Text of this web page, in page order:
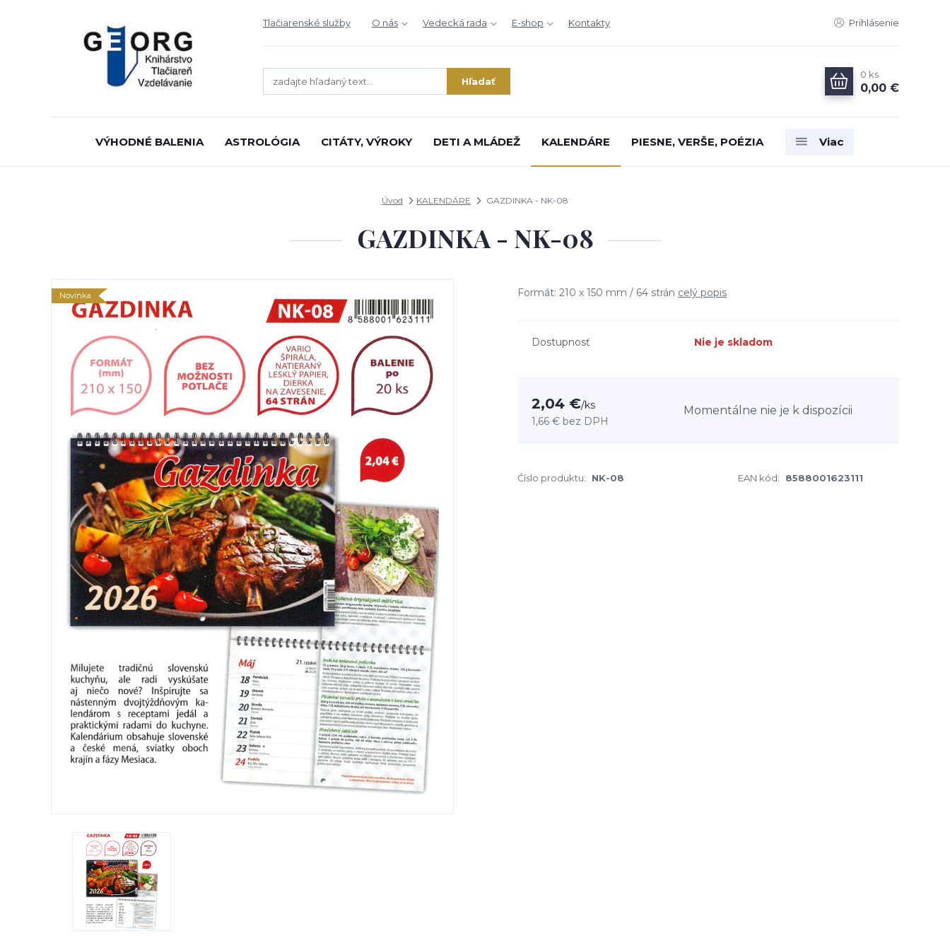
Tlačiarenské služby O nás Vedecká rada E-shop Kontakty Prihlásenie
Hľadať
0 ks
0,00 €
VÝHODNÉ BALENIA ASTROLÓGIA CITÁTY, VÝROKY DETI A MLÁDEŽ KALENDÁRE PIESNE, VERŠE, POÉZIA Viac
Úvod KALENDÁRE GAZDINKA - NK-08
GAZDINKA - NK-08
Novinka Formát: 210 x 150 mm / 64 strán celý popis
Dostupnosť Nie je skladom
2,04 €/ks
1,66 € bez DPH
Momentálne nie je k dispozícii
Číslo produktu: NK-08 EAN kód: 8588001623111